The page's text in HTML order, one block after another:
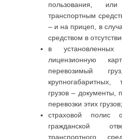
пользования,
транспортным
– и на прицеп, в
средством в
в
лицензионную
перевозимый
грузов – документы,
перевозки этих грузов;
страховой полис
гражданской
транспортного